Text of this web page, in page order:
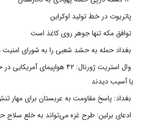
پاتریوت در خط تولید اوکراین
توافق مکه تنها جوهر روی کاغذ است
بغداد حمله به حشد شعبی را به شورای امنیت
وال استریت ژورنال: ۴۲
یا آسیب دیدند
بغداد: پاسخ مقاومت به عربستان برای مهار
ادعای برلین: طرح غزه می‌تواند به خلع